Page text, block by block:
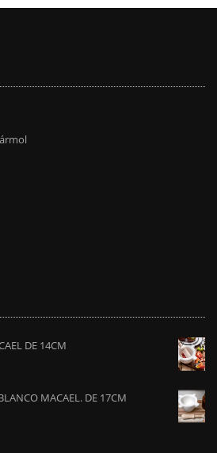
DE 14CM
MACAEL. DE 17CM